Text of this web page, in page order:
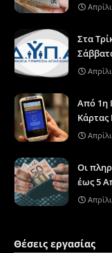
Στα
Από 1η
Κάρτας
Οι
έως 5
Θέσεις εργασίας